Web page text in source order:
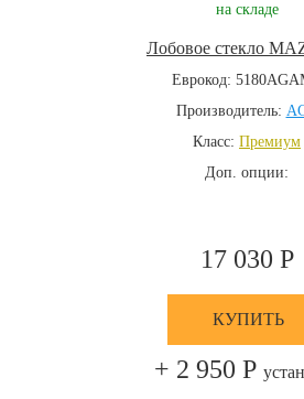
на складе
Лобовое стекло
Еврокод:
Производитель:
Класс: Премиум
Доп. опции:
17 030 Р
КУПИТЬ
+ 2 950 Р